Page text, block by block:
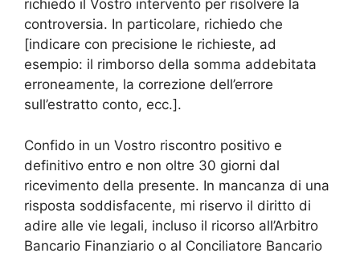
richiedo il Vostro intervento per risolvere la
controversia. In particolare, richiedo che
[indicare con precisione le richieste, ad
esempio: il rimborso della somma addebitata
erroneamente, la correzione dell’errore
sull’estratto conto, ecc.].
Confido in un Vostro riscontro positivo e
definitivo entro e non oltre 30 giorni dal
ricevimento della presente. In mancanza di una
risposta soddisfacente, mi riservo il diritto di
adire alle vie legali, incluso il ricorso all’Arbitro
Bancario Finanziario o al Conciliatore Bancario